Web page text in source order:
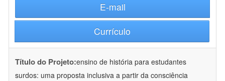
E-mail
Currículo
Título do Projeto:ensino de história para estudantes
surdos: uma proposta inclusiva a partir da consciência